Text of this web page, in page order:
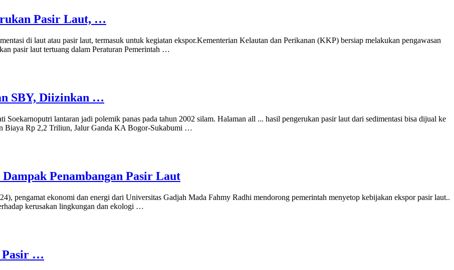
Pasir Laut, …
di laut atau pasir laut, termasuk untuk kegiatan ekspor.Kementerian Kelautan dan Perikanan (KKP) bersiap melakukan pengawasan
pasir laut tertuang dalam Peraturan Pemerintah …
SBY, Diizinkan …
Soekarnoputri lantaran jadi polemik panas pada tahun 2002 silam. Halaman all ... hasil pengerukan pasir laut dari sedimentasi bisa dijual ke
Biaya Rp 2,2 Triliun, Jalur Ganda KA Bogor-Sukabumi …
Penambangan Pasir Laut
pengamat ekonomi dan energi dari Universitas Gadjah Mada Fahmy Radhi mendorong pemerintah menyetop kebijakan ekspor pasir laut..
kerusakan lingkungan dan ekologi …
Pasir …